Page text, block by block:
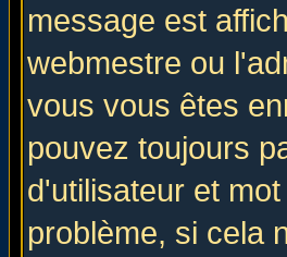
message est
webmestre ou
vous vous êtes
pouvez toujours
d'utilisateur et
problème, si cela